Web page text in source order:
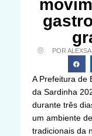
POR
A Prefeitura de
da Sardinha
durante três
um ambiente
tradicionais da